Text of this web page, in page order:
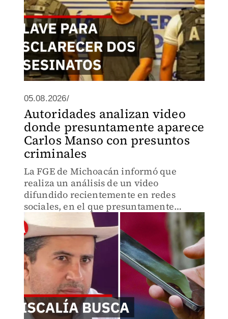
05.08.2026/
Autoridades analizan video
donde presuntamente aparece
Carlos Manso con presuntos
criminales
La FGE de Michoacán informó que
realiza un análisis de un video
difundido recientemente en redes
sociales, en el que presuntamente
aparece Carlos Manzo junto a personas
que presuntamente estarían vinculadas
con grupos del crimen organizado.